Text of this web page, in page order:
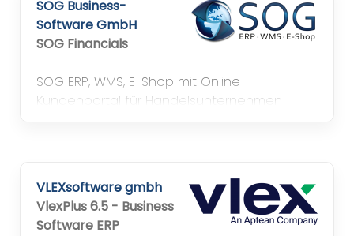
Bauindustrie
SOG Business-
Software GmbH
SOG Financials
SOG ERP, WMS, E-Shop mit Online-
Kundenportal für Handelsunternehmen
VLEXsoftware gmbh
VlexPlus 6.5 - Business
Software ERP